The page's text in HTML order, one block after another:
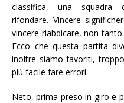
classifica, una squadra
rifondare. Vincere
vincere riabdicare, non
Ecco che questa partita
inoltre siamo favoriti,
più facile fare errori.
Neto, prima preso in giro e